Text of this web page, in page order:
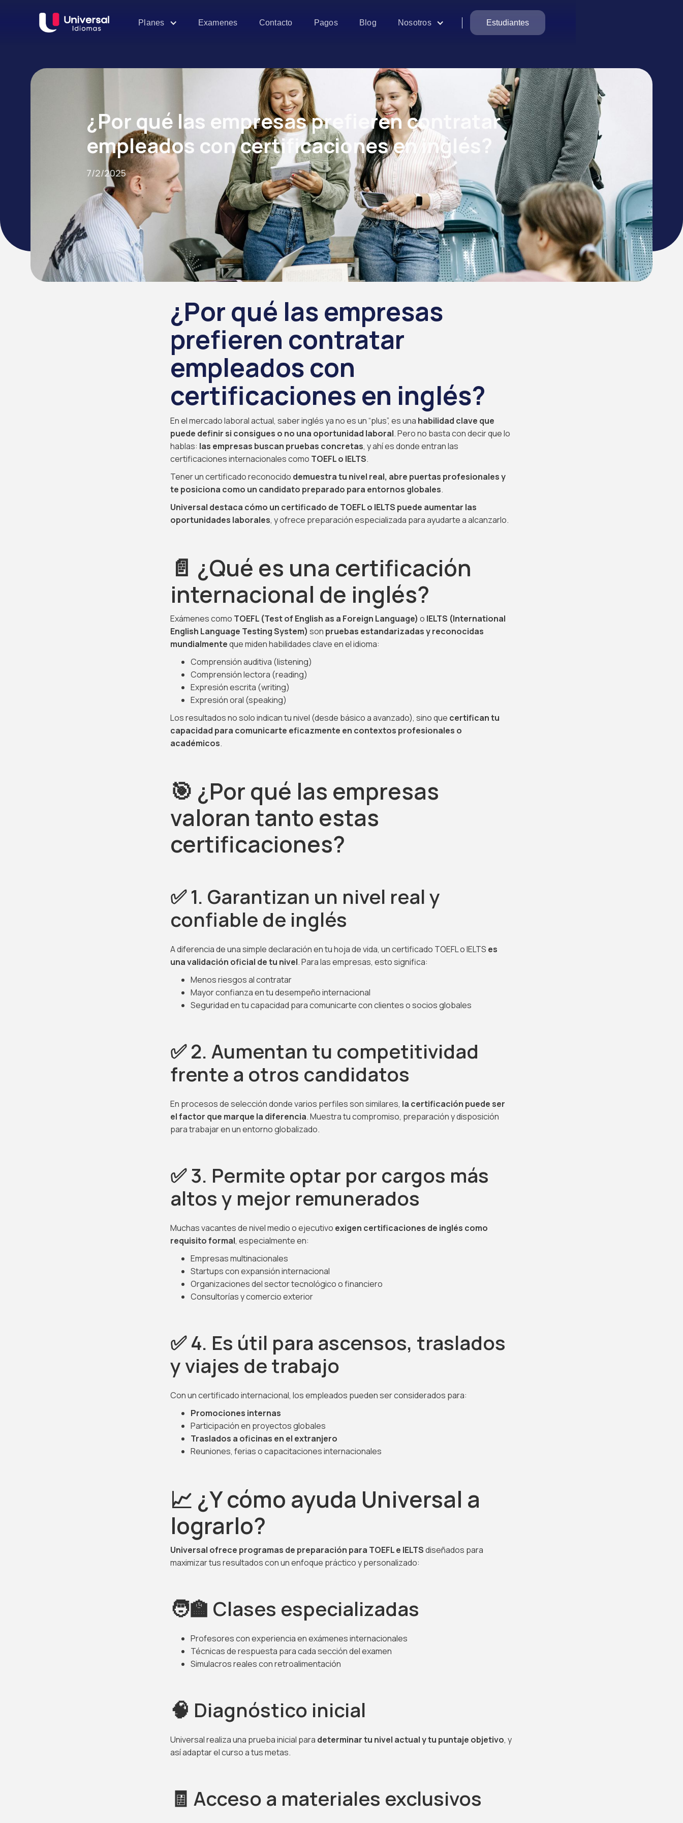
Planes Examenes Contacto Pagos Blog Nosotros Estudiantes
¿Por qué las empresas prefieren contratar
empleados con certificaciones en inglés?
7/2/2025
¿Por qué las empresas
prefieren contratar
empleados con
certificaciones en inglés?
En el mercado laboral actual, saber inglés ya no es un “plus”, es una habilidad clave que
puede definir si consigues o no una oportunidad laboral. Pero no basta con decir que lo
hablas: las empresas buscan pruebas concretas, y ahí es donde entran las
certificaciones internacionales como TOEFL o IELTS.
Tener un certificado reconocido demuestra tu nivel real, abre puertas profesionales y
te posiciona como un candidato preparado para entornos globales.
Universal destaca cómo un certificado de TOEFL o IELTS puede aumentar las
oportunidades laborales, y ofrece preparación especializada para ayudarte a alcanzarlo.
📄 ¿Qué es una certificación
internacional de inglés?
Exámenes como TOEFL (Test of English as a Foreign Language) o IELTS (International
English Language Testing System) son pruebas estandarizadas y reconocidas
mundialmenteque miden habilidades clave en el idioma:
Comprensión auditiva (listening)
Comprensión lectora (reading)
Expresión escrita (writing)
Expresión oral (speaking)
Los resultados no solo indican tu nivel (desde básico a avanzado), sino que certifican tu
capacidad para comunicarte eficazmente en contextos profesionales o
académicos.
🎯 ¿Por qué las empresas
valoran tanto estas
certificaciones?
✅ 1. Garantizan un nivel real y
confiable de inglés
A diferencia de una simple declaración en tu hoja de vida, un certificado TOEFL o IELTS es
una validación oficial de tu nivel. Para las empresas, esto significa:
Menos riesgos al contratar
Mayor confianza en tu desempeño internacional
Seguridad en tu capacidad para comunicarte con clientes o socios globales
✅ 2. Aumentan tu competitividad
frente a otros candidatos
En procesos de selección donde varios perfiles son similares, la certificación puede ser
el factor que marque la diferencia. Muestra tu compromiso, preparación y disposición
para trabajar en un entorno globalizado.
✅ 3. Permite optar por cargos más
altos y mejor remunerados
Muchas vacantes de nivel medio o ejecutivo exigen certificaciones de inglés como
requisito formal, especialmente en:
Empresas multinacionales
Startups con expansión internacional
Organizaciones del sector tecnológico o financiero
Consultorías y comercio exterior
✅ 4. Es útil para ascensos, traslados
y viajes de trabajo
Con un certificado internacional, los empleados pueden ser considerados para:
Promociones internas
Participación en proyectos globales
Traslados a oficinas en el extranjero
Reuniones, ferias o capacitaciones internacionales
📈 ¿Y cómo ayuda Universal a
lograrlo?
Universal ofrece programas de preparación para TOEFL e IELTSdiseñados para
maximizar tus resultados con un enfoque práctico y personalizado:
🧑‍🏫 Clases especializadas
Profesores con experiencia en exámenes internacionales
Técnicas de respuesta para cada sección del examen
Simulacros reales con retroalimentación
🧠 Diagnóstico inicial
Universal realiza una prueba inicial para determinar tu nivel actual y tu puntaje objetivo, y
así adaptar el curso a tus metas.
🧾 Acceso a materiales exclusivos